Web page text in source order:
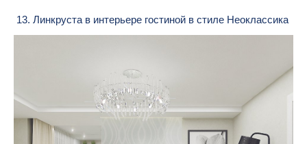
13. Линкруста в интерьере гостиной в стиле Неоклассика